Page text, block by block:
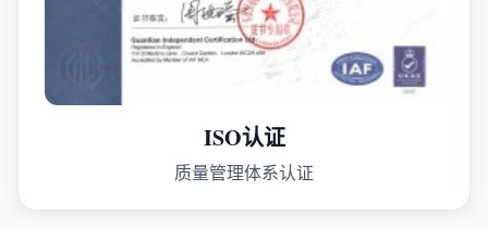
ISO认证
质量管理体系认证